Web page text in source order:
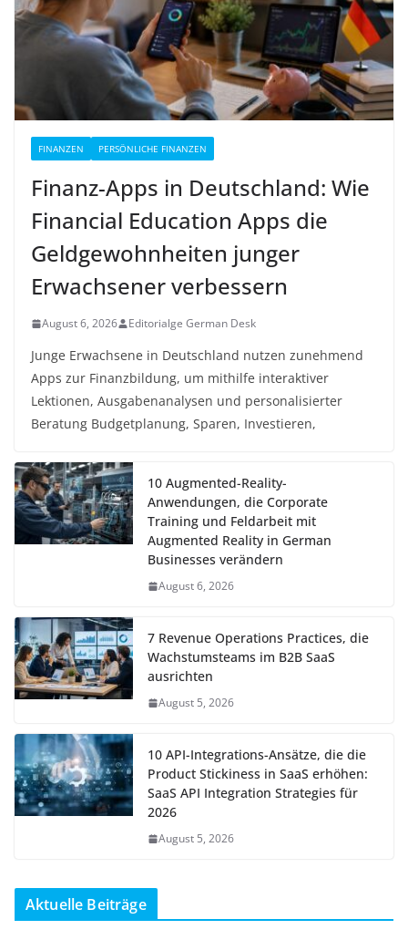
FINANZEN PERSÖNLICHE FINANZEN
Finanz-Apps in Deutschland: Wie
Financial Education Apps die
Geldgewohnheiten junger
Erwachsener verbessern
August 6, 2026 Editorialge German Desk
Junge Erwachsene in Deutschland nutzen zunehmend
Apps zur Finanzbildung, um mithilfe interaktiver
Lektionen, Ausgabenanalysen und personalisierter
Beratung Budgetplanung, Sparen, Investieren,
10 Augmented-Reality-
Anwendungen, die Corporate
Training und Feldarbeit mit
Augmented Reality in German
Businesses verändern
August 6, 2026
7 Revenue Operations Practices, die
Wachstumsteams im B2B SaaS
ausrichten
August 5, 2026
10 API-Integrations-Ansätze, die die
Product Stickiness in SaaS erhöhen:
SaaS API Integration Strategies für
2026
August 5, 2026
Aktuelle Beiträge